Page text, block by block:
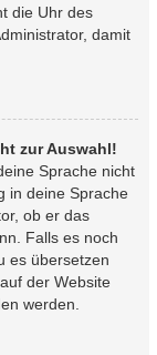
die Uhr des
damit
zur Auswahl!
Sprache nicht
in deine Sprache
ob er das
Falls es noch
es übersetzen
der Website
werden.